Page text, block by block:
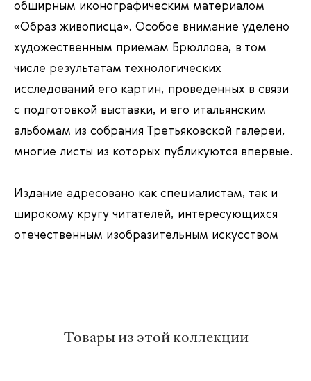
обширным иконографическим материалом
«Образ живописца». Особое внимание уделено
художественным приемам Брюллова, в том
числе результатам технологических
исследований его картин, проведенных в связи
с подготовкой выставки, и его итальянским
альбомам из собрания Третьяковской галереи,
многие листы из которых публикуются впервые.
Издание адресовано как специалистам, так и
широкому кругу читателей, интересующихся
отечественным изобразительным искусством
Товары из этой коллекции